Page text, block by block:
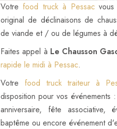
Votre food truck à Pessacvous
original de déclinaisons de
de viande et / ou de légumes à
Faites appel à Le Chausson
rapide le midi à Pessac.
Votre food truck traiteur à
disposition pour vos événements
anniversaire, fête associative,
baptême ou encore événement